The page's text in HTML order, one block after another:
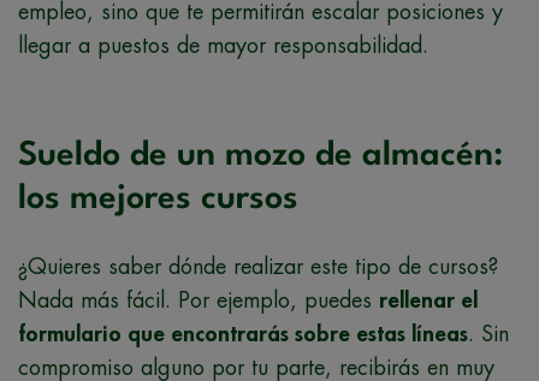
empleo, sino que te permitirán escalar posiciones y
llegar a puestos de mayor responsabilidad.
Sueldo de un mozo de almacén:
los mejores cursos
¿Quieres saber dónde realizar este tipo de cursos?
Nada más fácil. Por ejemplo, puedes rellenar el
formulario que encontrarás sobre estas líneas. Sin
compromiso alguno por tu parte, recibirás en muy